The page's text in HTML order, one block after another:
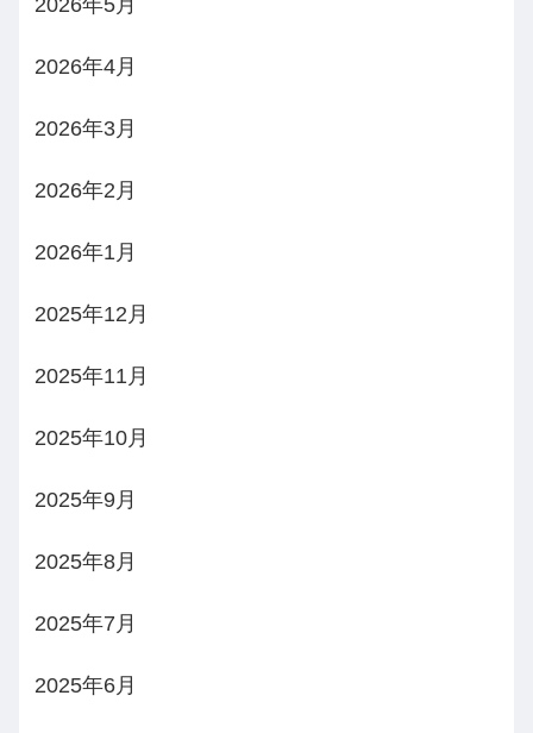
2026年5月
2026年4月
2026年3月
2026年2月
2026年1月
2025年12月
2025年11月
2025年10月
2025年9月
2025年8月
2025年7月
2025年6月